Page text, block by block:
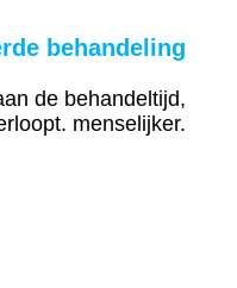
behandeling
de behandeltijd,
menselijker.